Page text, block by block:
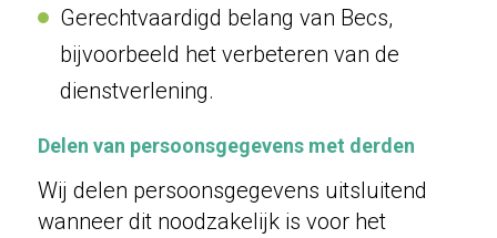
Gerechtvaardigd belang van Becs,
bijvoorbeeld het verbeteren van de
dienstverlening.
Delen van persoonsgegevens met derden
Wij delen persoonsgegevens uitsluitend
wanneer dit noodzakelijk is voor het